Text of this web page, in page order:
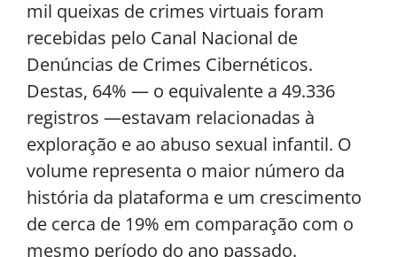
mil queixas de crimes virtuais foram
recebidas pelo Canal Nacional de
Denúncias de Crimes Cibernéticos.
Destas, 64% — o equivalente a 49.336
registros —estavam relacionadas à
exploração e ao abuso sexual infantil. O
volume representa o maior número da
história da plataforma e um crescimento
de cerca de 19% em comparação com o
mesmo período do ano passado.